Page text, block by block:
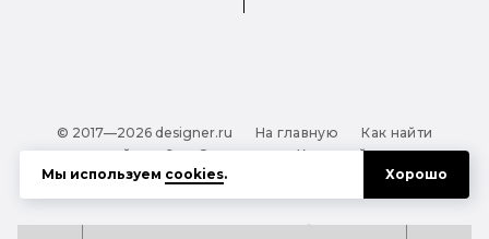
© 2017—2026 designer.ru На главную
Как найти
дизайнера?
О проекте
Карта сайта
Обработка персональных данных
Файлы cookie
Мы используем cookies. Хорошо